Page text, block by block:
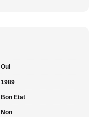
Oui
1989
Bon Etat
Non